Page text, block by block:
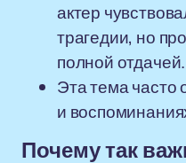
актер
трагедии, но
полной отдачей.
Эта тема часто
и
Почему так